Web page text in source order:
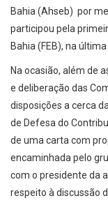
Bahia (Ahseb) por
participou pela
Bahia (FEB), na
Na ocasião, além de
e deliberação das
disposições a cerca
de Defesa do
de uma carta com
encaminhada pelo
com o presidente da
respeito à discussão